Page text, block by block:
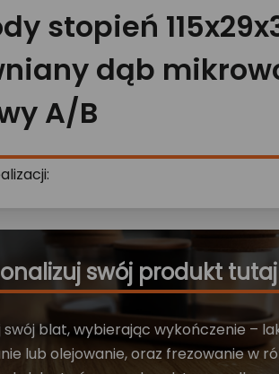
stopień
dąb
A/B
swój produkt tutaj
swój blat, wybierając wykończenie –
lub olejowanie, oraz frezowanie w